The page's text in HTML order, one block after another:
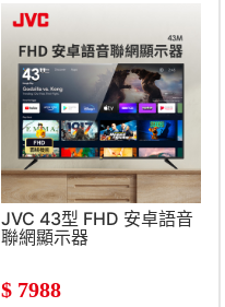
JVC 43型 FHD 安卓語音
聯網顯示器
$ 7988